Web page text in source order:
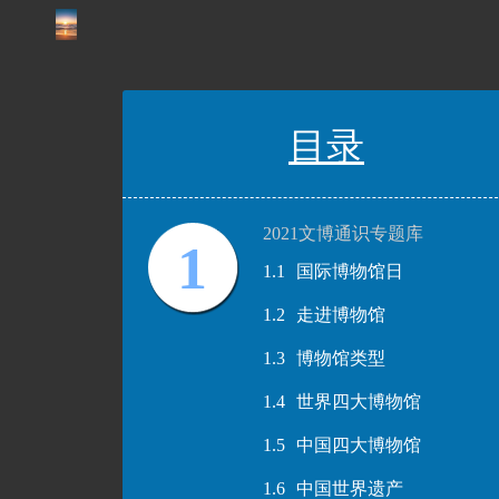
目录
1
2021文博通识专题库
1.1
国际博物馆日
1.2 走进博物馆
1.3 博物馆类型
1.4 世界四大博物馆
1.5 中国四大博物馆
1.6 中国世界遗产